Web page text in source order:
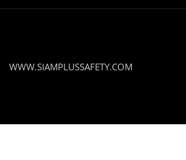
WWW.SIAMPLUSSAFETY.COM